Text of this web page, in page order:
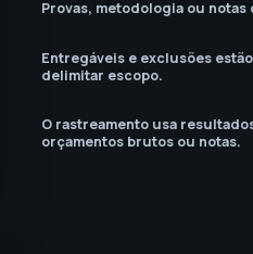
Provas, metodologia ou
Entregáveis e exclusões
delimitar escopo.
O rastreamento usa
orçamentos brutos ou notas.